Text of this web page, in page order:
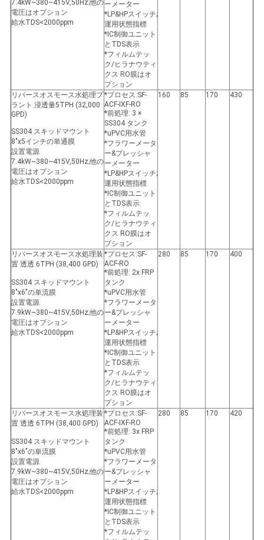
7.4kW~380~415V,50Hz;他の
電圧はオプション
給水TDS<2000ppm
ーメーター
*LP&HPスイッチ;
運用状態指標
*IC制御ユニット
とTDS表示
*フィルムテッ
ク/ヒラナウティ
クス RO膜はオ
プション
リバースオスモース水処理プ
ラント 浸透量5TPH (32,000
GPD)
SS304 スキッドマウント
8"x5インチの単通膜
設置電源
7.4kW~380~415V,50Hz;他の
電圧はオプション
給水TDS<2000ppm
*プロセス:SF-
ACF-IXF-RO
*前処理: 3 ×
SS304 タンク
*uPVC用水管
*フラワーメータ
ー&プレッシャ
ーメーター
*LP&HPスイッチ;
運用状態指標
*IC制御ユニット
とTDS表示
*フィルムテッ
ク/ヒラナウティ
クス RO膜はオ
プション
160 85 170 430
リバースオスモース水処理装
置 透透 6TPH (38,400 GPD)
SS304 スキッドマウント
8"x6"の単流膜
設置電源
7.9kW~380~415V,50Hz;他の
電圧はオプション
給水TDS<2000ppm
*プロセス:SF-
ACF-RO
*前処理: 2x FRP
タンク
*uPVC用水管
*フラワーメータ
ー&プレッシャ
ーメーター
*LP&HPスイッチ;
運用状態指標
*IC制御ユニット
とTDS表示
*フィルムテッ
ク/ヒラナウティ
クス RO膜はオ
プション
280 85 170 400
リバースオスモース水処理装
置 透透 6TPH (38,400 GPD)
SS304 スキッドマウント
8"x6"の単流膜
設置電源
7.9kW~380~415V,50Hz;他の
電圧はオプション
給水TDS<2000ppm
*プロセス:SF-
ACF-IXF-RO
*前処理: 3x FRP
タンク
*uPVC用水管
*フラワーメータ
ー&プレッシャ
ーメーター
*LP&HPスイッチ;
運用状態指標
*IC制御ユニット
とTDS表示
*フィルムテッ
280 85 170 420